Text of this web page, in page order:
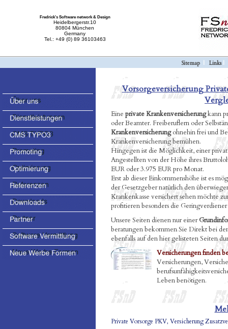
Fredrick's Software network & Design
Heidelbergerstr.10
80804 München
Germany
Tel.: +49 (0) 89 36103463
Sitemap | Links
Vorsorgeversicherung
Eine private Krankenversicherungkann
oder Beamter. Freiberuflern oder
Krankenversicherungohnehin frei und
Krankenversicherung bemühen.
Hingegen ist die Möglichkeit, einer
Angestellten von der Höhe ihres
EUR oder 3.975 EUR pro Monat.
Erst ab dieser Einkommenshöhe ist es
der Gesetzgeber natürlich den
Krankenkasse versichert sehen möchte
profitieren besonders die Geringverdiener
Unsere Seiten dienen nur einer
beratungen bekommen Sie Direkt bei
ebenfalls auf den hier gelisteten Seiten
Versicherungen finden
Versicherungen,
Leben benötigen.
Private Vorsorge PKV, Versicherung